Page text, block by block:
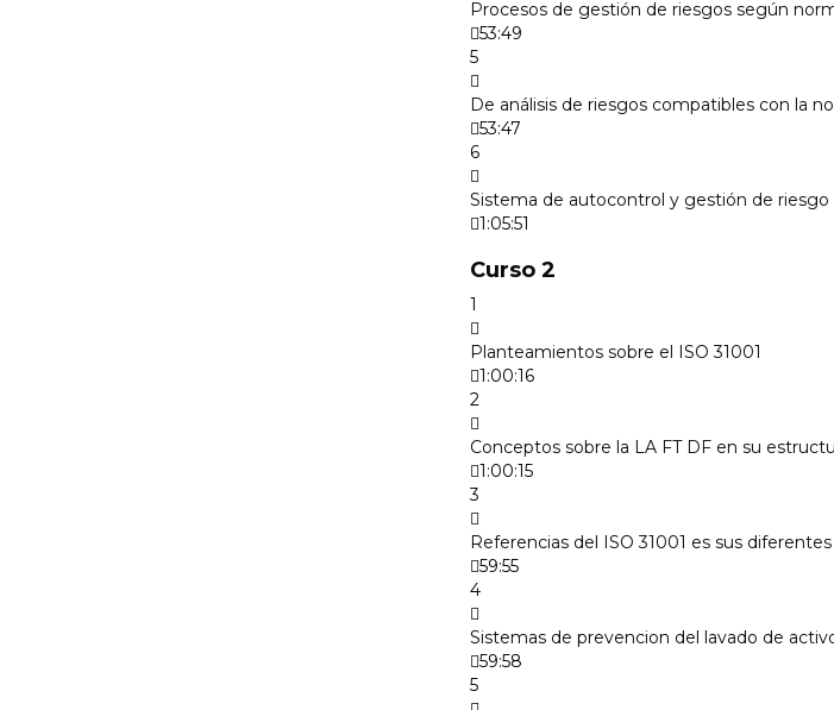
Procesos de gestión de riesgos según
53:49
5
De análisis de riesgos compatibles con la
53:47
6
Sistema de autocontrol y gestión de
1:05:51
Curso 2
1
Planteamientos sobre el ISO 31001
1:00:16
2
Conceptos sobre la LA FT DF en su
1:00:15
3
Referencias del ISO 31001 es sus
59:55
4
Sistemas de prevencion del lavado de
59:58
5